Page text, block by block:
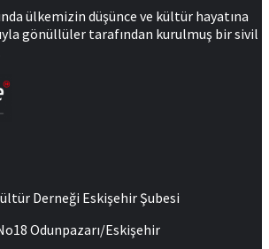
ülkemizin düşünce ve kültür hayatına
gönüllüler tarafından kurulmuş bir sivil
Derneği Eskişehir Şubesi
Odunpazarı/Eskişehir